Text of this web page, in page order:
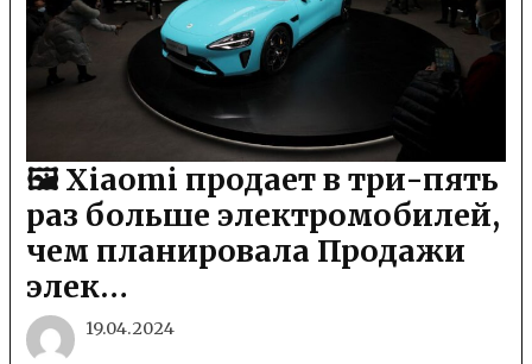
🖼 Xiaomi продает в три-пять
раз больше электромобилей,
чем планировала Продажи
элек…
19.04.2024